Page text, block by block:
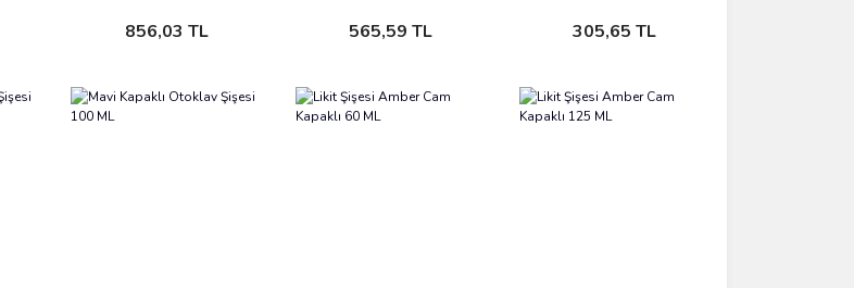
856,03 TL
Sepete Ekle 565,59 TL
Sepete Ekle 305,65 TL
Sepete Ekle